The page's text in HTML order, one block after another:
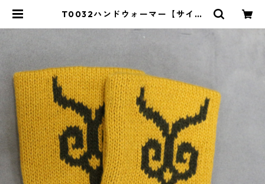
T0032ハンドウォーマー【サイズ
編み込みハンドウォーマー | イラン